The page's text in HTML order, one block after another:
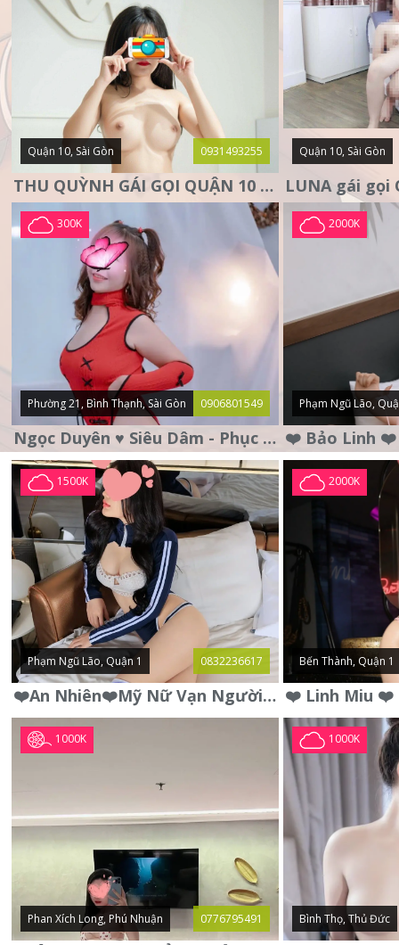
Quận 10, Sài Gòn 0931493255
THU QUỲNH GÁI GỌI QUẬN 10 – MẶT XINH DA TRẮNG – SANG
Quận 10, Sài Gòn
300K
Phường 21, Bình Thạnh, Sài Gòn 0906801549
Ngọc Duyên ♥️ Siêu Dâm - Phục Vụ Tận Tình - Chu Đáo
2000K
Phạm Ngũ Lão,
1500K
Phạm Ngũ Lão, Quận 1 0832236617
❤️An Nhiên❤️Mỹ Nữ Vạn Người Mê,Da Trắng, Mặt Xynh, Đẹp Từng
2000K
Bến Thành, Quận 1
1000K
Phan Xích Long, Phú Nhuận 0776795491
1000K
Bình Thọ, Thủ Đức